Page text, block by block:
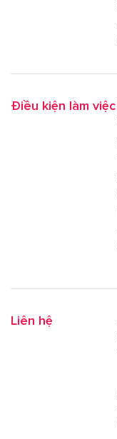
Điều kiện làm việc
Liên hệ